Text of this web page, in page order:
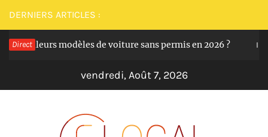
Passer
au
contenu
DERNIERS ARTICLES :
Direct
meilleurs modèles de voiture sans permis en 2026 ? Il y
vendredi, Août 7, 2026